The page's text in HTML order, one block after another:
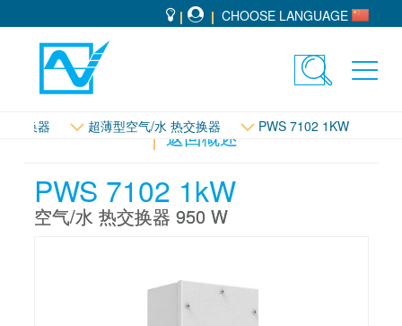
CHOOSE LANGUAGE
Toggle
交换器 超薄型空气/水 热交换器 PWS 7102 1KW
返回概述
PWS 7102 1kW
空气/水 热交换器 950 W